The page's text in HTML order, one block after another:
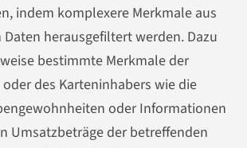
indem komplexere Merkmale aus
herausgefiltert werden. Dazu
bestimmte Merkmale der
des Karteninhabers wie die
oder Informationen
Umsatzbeträge der betreffenden